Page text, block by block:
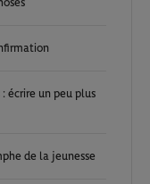
écrire un peu plus
de la jeunesse